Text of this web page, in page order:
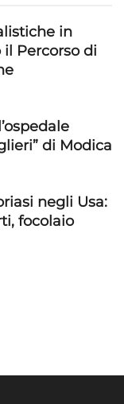
in
il Percorso di
di Modica
negli Usa:
focolaio